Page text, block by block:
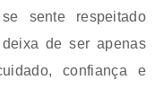
sente respeitado
de ser apenas
confiança e